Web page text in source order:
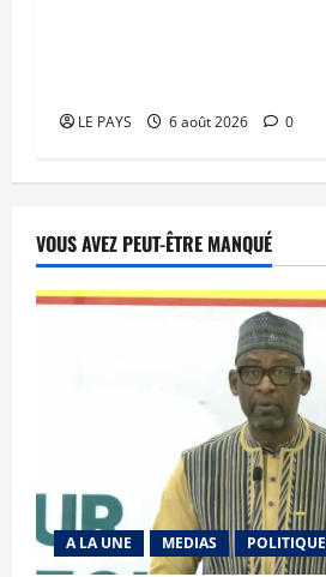
LE PAYS 6 août 2026 0
VOUS AVEZ PEUT-ÊTRE MANQUÉ
A LA UNE MEDIAS POLITIQUE